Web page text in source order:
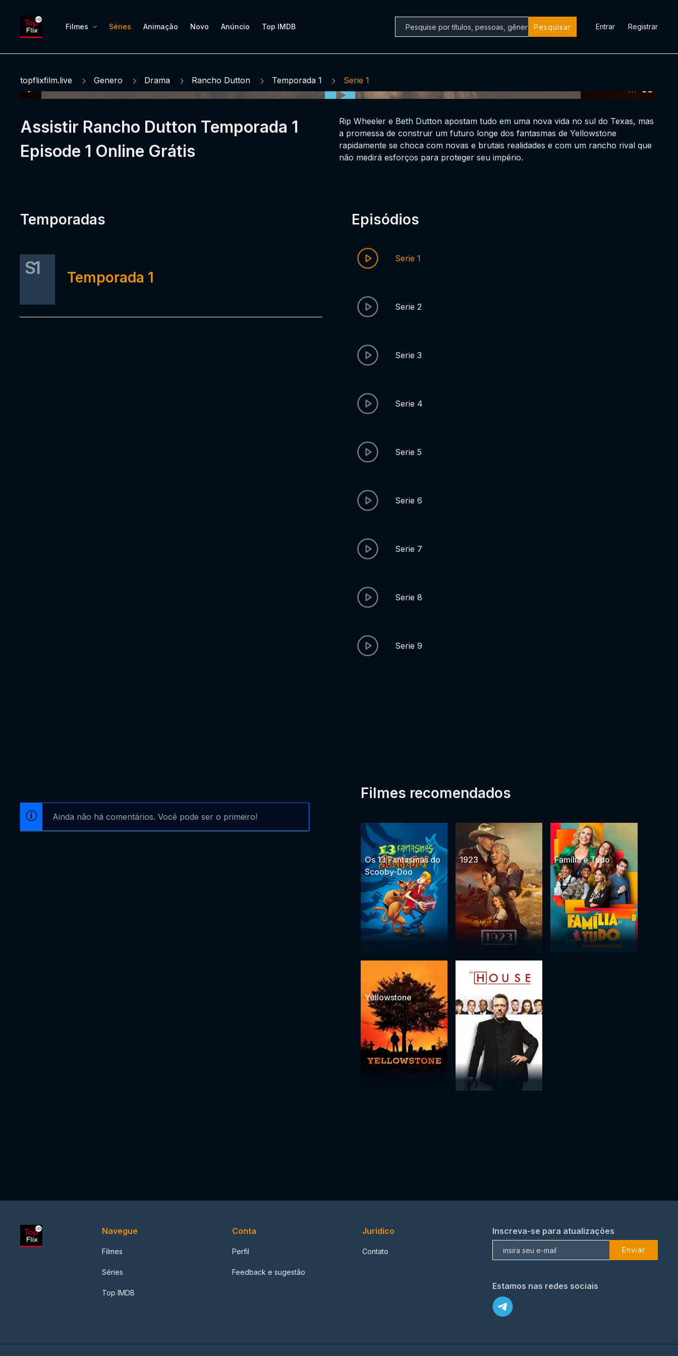
Filmes Séries Animação Novo Anúncio Top IMDB Pesquisar Entrar Registrar
topflixfilm.live Genero Drama Rancho Dutton Temporada 1 Serie 1
Assistir Rancho Dutton Temporada 1
Episode 1 Online Grátis
Rip Wheeler e Beth Dutton apostam tudo em uma nova vida no sul do Texas, mas
a promessa de construir um futuro longe dos fantasmas de Yellowstone
rapidamente se choca com novas e brutais realidades e com um rancho rival que
não medirá esforços para proteger seu império.
Temporadas
S1 Temporada 1
Episódios
Serie 1
Serie 2
Serie 3
Serie 4
Serie 5
Serie 6
Serie 7
Serie 8
Serie 9
Ainda não há comentários. Você pode ser o primeiro!
Filmes recomendados
Os 13 Fantasmas do
Scooby-Doo
1923 Família é Tudo
Yellowstone Dr. House
Navegue
Filmes
Séries
Top IMDB
Conta
Perfil
Feedback e sugestão
Jurídico
Contato
Inscreva-se para atualizações
Enviar
Estamos nas redes sociais